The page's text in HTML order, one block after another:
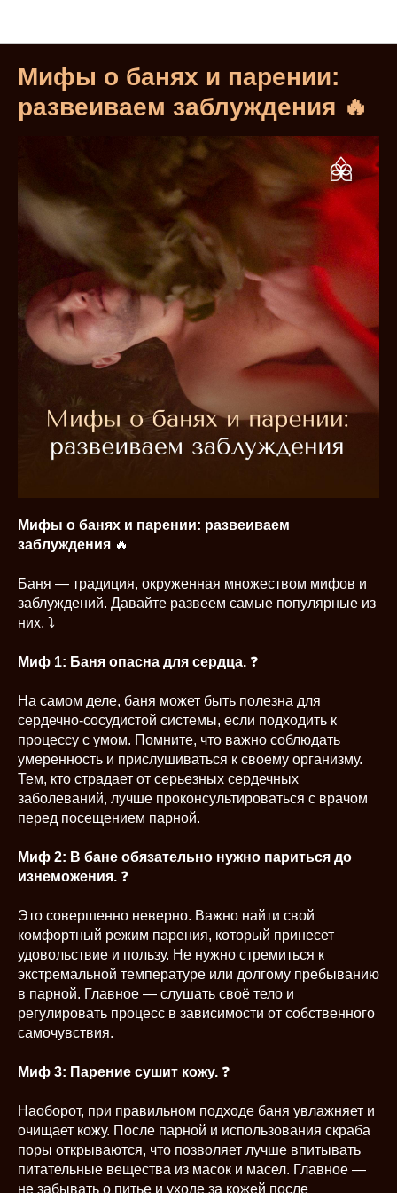
Мифы о банях и парении:
развеиваем заблуждения 🔥
Мифы о банях и парении: развеиваем
заблуждения 🔥
Баня — традиция, окруженная множеством мифов и
заблуждений. Давайте развеем самые популярные из
них. ⤵️
Миф 1: Баня опасна для сердца. ❓
На самом деле, баня может быть полезна для
сердечно-сосудистой системы, если подходить к
процессу с умом. Помните, что важно соблюдать
умеренность и прислушиваться к своему организму.
Тем, кто страдает от серьезных сердечных
заболеваний, лучше проконсультироваться с врачом
перед посещением парной.
Миф 2: В бане обязательно нужно париться до
изнеможения. ❓
Это совершенно неверно. Важно найти свой
комфортный режим парения, который принесет
удовольствие и пользу. Не нужно стремиться к
экстремальной температуре или долгому пребыванию
в парной. Главное — слушать своё тело и
регулировать процесс в зависимости от собственного
самочувствия.
Миф 3: Парение сушит кожу. ❓
Наоборот, при правильном подходе баня увлажняет и
очищает кожу. После парной и использования скраба
поры открываются, что позволяет лучше впитывать
питательные вещества из масок и масел. Главное —
не забывать о питье и уходе за кожей после